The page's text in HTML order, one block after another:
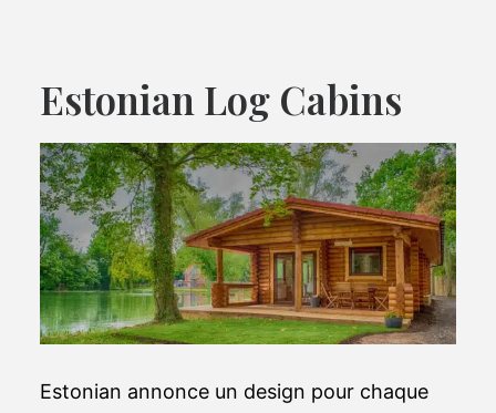
Estonian Log Cabins
Estonian annonce un design pour chaque